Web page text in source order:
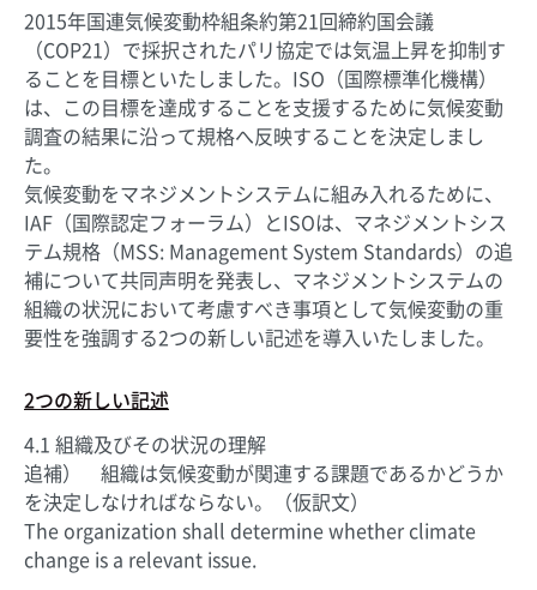
2015年国連気候変動枠組条約第21回締約国会議
（COP21）で採択されたパリ協定では気温上昇を抑制す
ることを目標といたしました。ISO（国際標準化機構）
は、この目標を達成することを支援するために気候変動
調査の結果に沿って規格へ反映することを決定しまし
た。
気候変動をマネジメントシステムに組み入れるために、
IAF（国際認定フォーラム）とISOは、マネジメントシス
テム規格（MSS: Management System Standards）の追
補について共同声明を発表し、マネジメントシステムの
組織の状況において考慮すべき事項として気候変動の重
要性を強調する2つの新しい記述を導入いたしました。
2つの新しい記述
4.1 組織及びその状況の理解
追補） 組織は気候変動が関連する課題であるかどうか
を決定しなければならない。（仮訳文）
The organization shall determine whether climate
change is a relevant issue.